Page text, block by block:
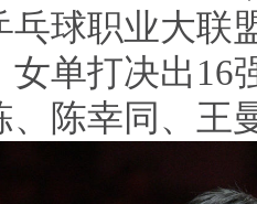
乓球职业大联
女单打决出16
、陈幸同、王